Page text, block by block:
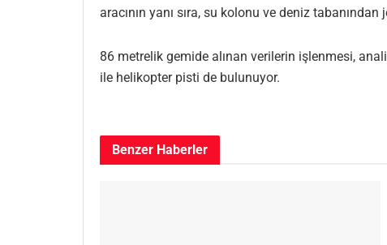
aracının yanı sıra, su kolonu ve deniz
86 metrelik gemide alınan verilerin işlenmesi,
ile helikopter pisti de bulunuyor.
Benzer Haberler